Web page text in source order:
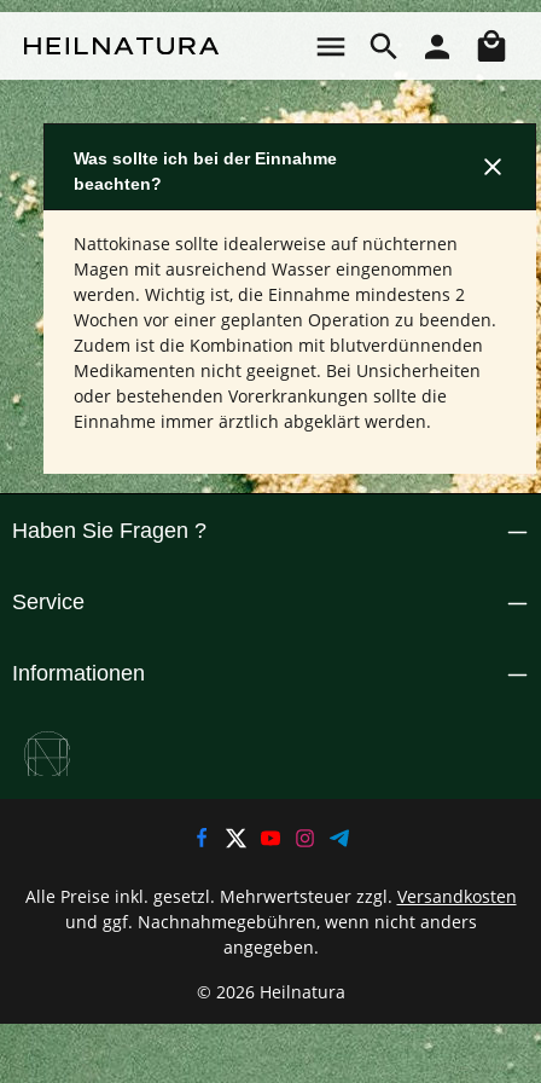
Was sollte ich bei der Einnahme
beachten?
Nattokinase sollte idealerweise auf nüchternen
Magen mit ausreichend Wasser eingenommen
werden. Wichtig ist, die Einnahme mindestens 2
Wochen vor einer geplanten Operation zu beenden.
Zudem ist die Kombination mit blutverdünnenden
Medikamenten nicht geeignet. Bei Unsicherheiten
oder bestehenden Vorerkrankungen sollte die
Einnahme immer ärztlich abgeklärt werden.
Haben Sie Fragen ?
Service
Informationen
© 2026 Heilnatura
Alle Preise inkl. gesetzl. Mehrwertsteuer zzgl. Versandkosten
und ggf. Nachnahmegebühren, wenn nicht anders
angegeben.